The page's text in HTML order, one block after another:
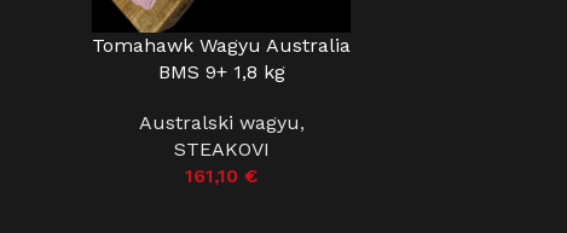
DODAJ U KOŠARICU
Tomahawk Wagyu Australia
BMS 9+ 1,8 kg
Australski wagyu,
STEAKOVI
161,10 €